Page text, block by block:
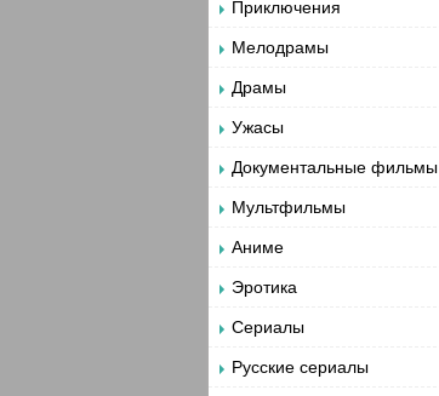
Приключения
Мелодрамы
Драмы
Ужасы
Документальные фильмы
Мультфильмы
Аниме
Эротика
Сериалы
Русские сериалы